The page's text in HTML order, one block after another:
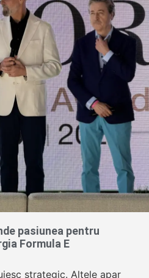
pasiunea pentru
Formula E
strategic. Altele apar